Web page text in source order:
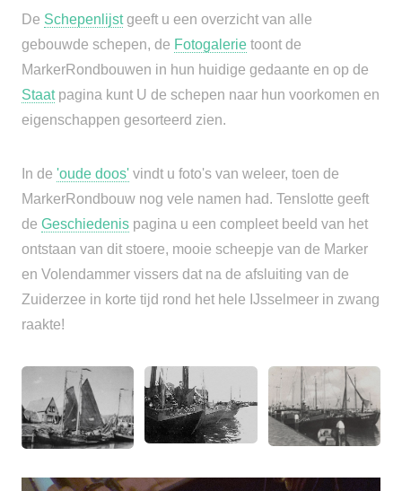
De Schepenlijstgeeft u een overzicht van alle
gebouwde schepen, de Fotogalerie toont de
MarkerRondbouwen in hun huidige gedaante en op de
Staatpagina kunt U de schepen naar hun voorkomen en
eigenschappen gesorteerd zien.
In de 'oude doos' vindt u foto's van weleer, toen de
MarkerRondbouw nog vele namen had. Tenslotte geeft
de Geschiedenis pagina u een compleet beeld van het
ontstaan van dit stoere, mooie scheepje van de Marker
en Volendammer vissers dat na de afsluiting van de
Zuiderzee in korte tijd rond het hele IJsselmeer in zwang
raakte!